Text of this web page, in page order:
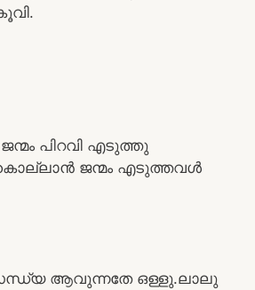
പിറവി എടുത്തു
ജന്മം എടുത്തവൾ
ആവുന്നതേ ഒള്ളു.ലാലു